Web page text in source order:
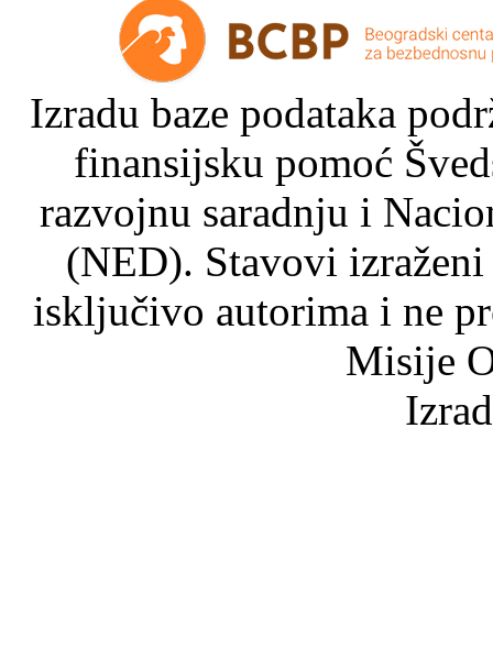
Izradu baze podataka
finansijsku pomoć
razvojnu saradnju i
(NED). Stavovi
isključivo autorima i ne
Misije